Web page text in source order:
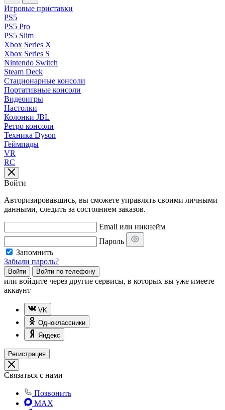
Игровые приставки
PS5
PS5 Pro
PS5 Slim
Xbox Series X
Xbox Series S
Nintendo Switch
Steam Deck
Стационарные консоли
Портативные консоли
Видеоигры
Настолки
Колонки JBL
Ретро консоли
Техника Dyson
Геймпады
VR
RC
Войти
Авторизировавшись, вы сможете управлять своими личными
данными, следить за состоянием заказов.
Email или никнейм
Пароль
Запомнить
Забыли пароль?
Войти Войти по телефону
или войдите через другие сервисы, в которых вы уже имеете
аккаунт
VK
Одноклассники
Яндекс
Регистрация
Связаться с нами
Позвонить
MAX